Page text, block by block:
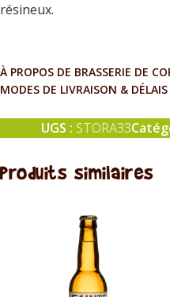
résineux.
À PROPOS DE BRASSERIE DE
MODES DE LIVRAISON & DÉLAIS
UGS : STORA33
Produits similaires